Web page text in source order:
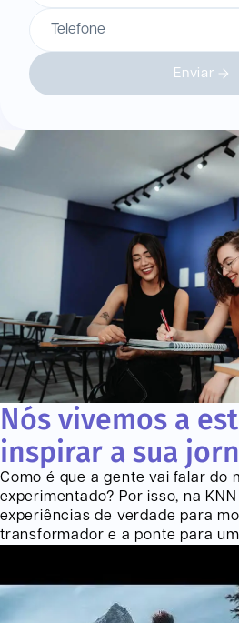
Telefone
Enviar
Nós vivemos a
inspirar a sua
Como é que a gente vai falar do
experimentado? Por isso, na KNN
experiências de verdade para
transformador e a ponte para